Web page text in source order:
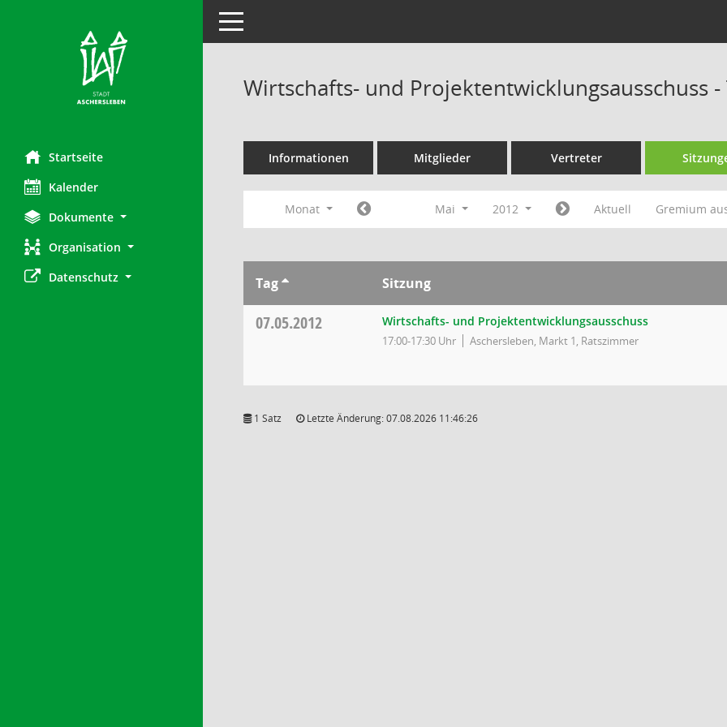
Startseite
Kalender
Dokumente
Organisation
Datenschutz
Toggle navigation
Wirtschafts- und Projektentwicklungsausschuss
Informationen Mitglieder Vertreter
Monat Mai 2012 Aktuell Gremium
Tag Sitzung
07.05.2012 Wirtschafts- und Projektentwicklungsausschuss
17:00-17:30 Uhr Aschersleben, Markt 1, Ratszimmer
1 Satz Letzte Änderung: 07.08.2026 11:46:26